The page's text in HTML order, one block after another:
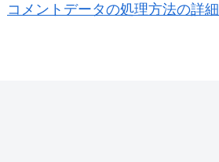
コメントデータの処理方法の詳細